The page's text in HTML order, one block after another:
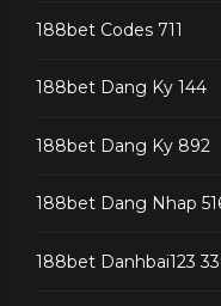
188bet Codes 711
188bet Dang Ky 144
188bet Dang Ky 892
188bet Dang Nhap
188bet Danhbai123